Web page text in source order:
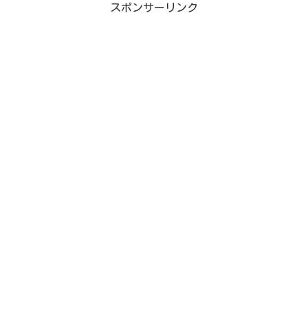
スポンサーリンク